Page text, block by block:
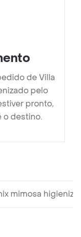
de Villa
pelo
pronto,
o destino.
mimosa